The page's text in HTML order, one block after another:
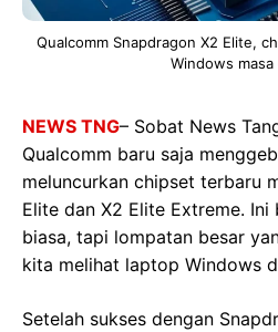
Qualcomm Snapdragon X2 Elite,
Windows masa
NEWS TNG– Sobat News
Qualcomm baru saja
meluncurkan chipset terbaru
Elite dan X2 Elite Extreme.
biasa, tapi lompatan besar
kita melihat laptop Windows
Setelah sukses dengan